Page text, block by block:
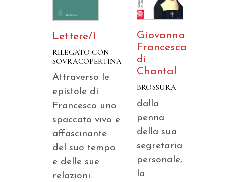
Lettere/1
RILEGATO CON
SOVRACOPERTINA
Attraverso le
epistole di
Francesco uno
spaccato vivo e
affascinante
del suo tempo
e delle sue
relazioni.
Giovanna
Francesca
di
Chantal
BROSSURA
dalla
penna
della sua
segretaria
personale,
la